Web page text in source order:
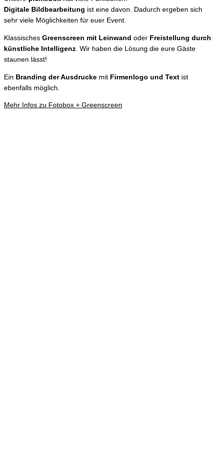
Digitale Bildbearbeitung ist eine davon. Dadurch ergeben sich
sehr viele Möglichkeiten für euer Event.
Klassisches Greenscreen mit Leinwand oder Freistellung durch
künstliche Intelligenz. Wir haben die Lösung die eure Gäste
staunen lässt!
Ein Branding der Ausdrucke mit Firmenlogo und Text ist
ebenfalls möglich.
Mehr Infos zu Fotobox + Greenscreen